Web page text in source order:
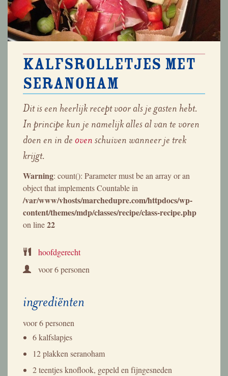
Kalfsrolletjes met
seranoham
Dit is een heerlijk recept voor als je gasten hebt.
In principe kun je namelijk alles al van te voren
doen en in deovenschuiven wanneer je trek
krijgt.
Warning: count(): Parameter must be an array or an
object that implements Countable in
/var/www/vhosts/marchedupre.com/httpdocs/wp-
content/themes/mdp/classes/recipe/class-recipe.php
on line22
hoofdgerecht
voor6 personen
ingrediënten
voor6 personen
6 kalfslapjes
12 plakken seranoham
2 teentjes knoflook, gepeld en fijngesneden